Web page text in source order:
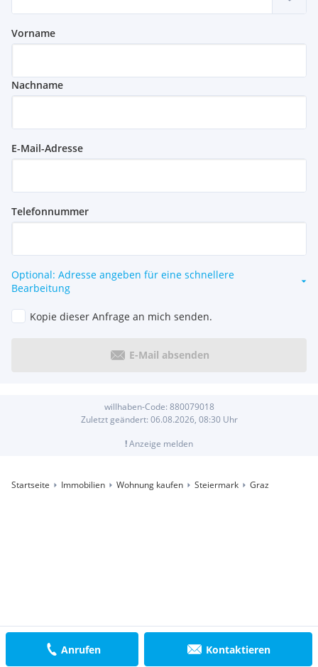
Anrufen Kontaktieren
Vorname
Nachname
E-Mail-Adresse
Telefonnummer
Optional: Adresse angeben für eine schnellere
Bearbeitung
Kopie dieser Anfrage an mich senden.
E-Mail absenden
willhaben-Code: 880079018
Zuletzt geändert: 06.08.2026, 08:30Uhr
!Anzeige melden
Startseite Immobilien Wohnung kaufen Steiermark Graz